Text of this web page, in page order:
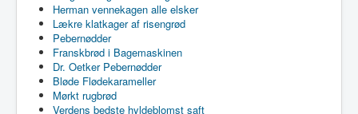
Herman vennekagen alle elsker
Lækre klatkager af risengrød
Pebernødder
Franskbrød i Bagemaskinen
Dr. Oetker Pebernødder
Bløde Flødekarameller
Mørkt rugbrød
Verdens bedste hyldeblomst saft